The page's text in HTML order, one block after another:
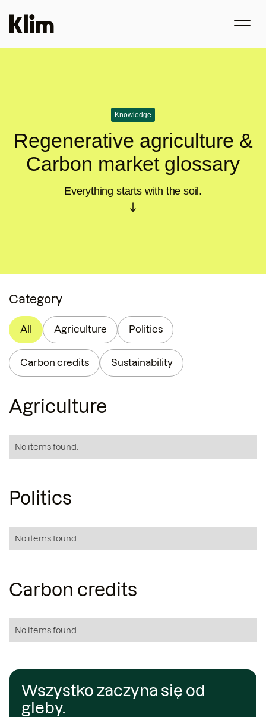
Knowledge
Regenerative agriculture &
Carbon market glossary
Everything starts with the soil.
Category
All Agriculture Politics
Carbon credits Sustainability
Agriculture
No items found.
Politics
No items found.
Carbon credits
No items found.
Wszystko zaczyna się od
gleby.